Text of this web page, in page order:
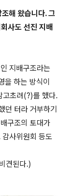
해 왔습니다. 그
사도 선진 지배
지배구조라는
하는 방식이
고초려(?)를 했다.
던 터라 거부하기
구조의 토대가
사위원회 등도
견된다.)